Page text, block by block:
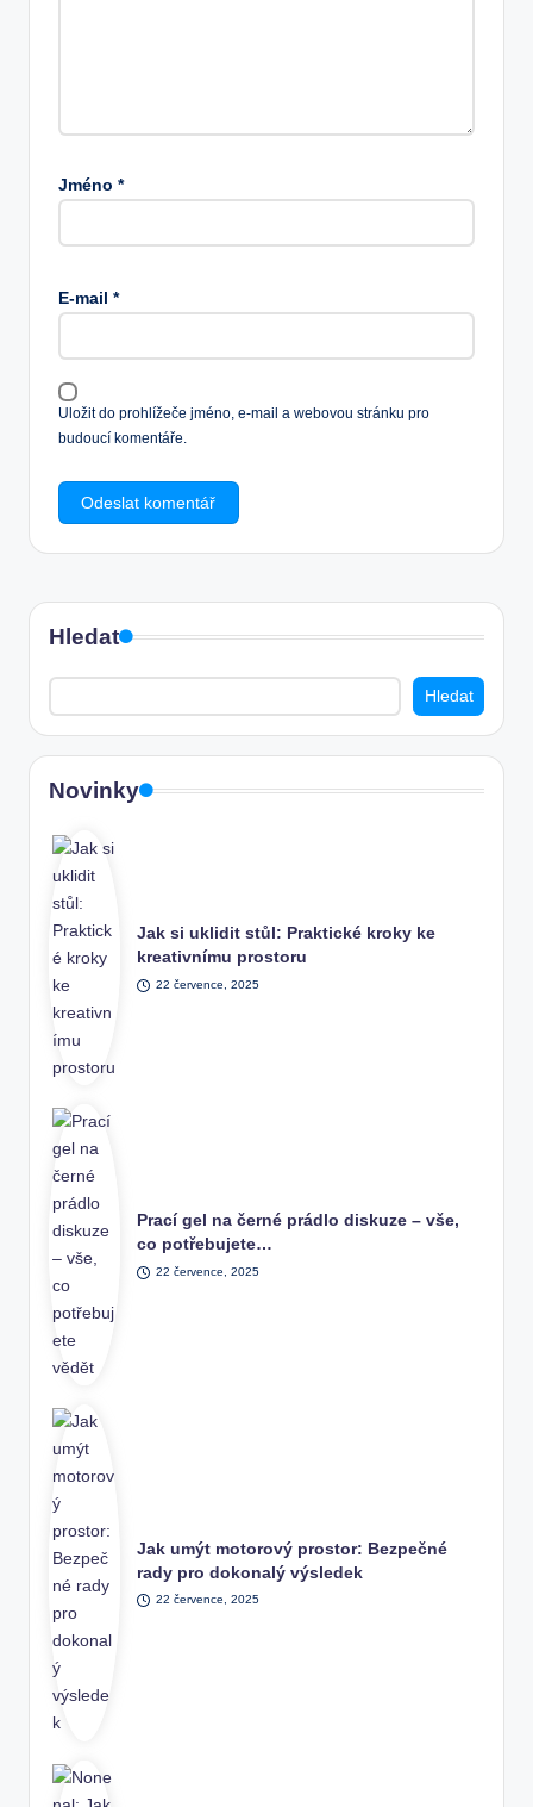
Jméno *
E-mail *
Uložit do prohlížeče jméno, e-mail a webovou stránku pro
budoucí komentáře.
Hledat
Hledat
Novinky
Jak si uklidit stůl: Praktické kroky ke
kreativnímu prostoru
22 července, 2025
Prací gel na černé prádlo diskuze – vše,
co potřebujete…
22 července, 2025
Jak umýt motorový prostor: Bezpečné
rady pro dokonalý výsledek
22 července, 2025